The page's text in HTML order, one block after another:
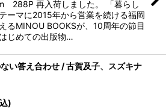
288P 再入荷しました。 「暮らし
ーマに2015年から営業を続ける福岡
るMINOU BOOKSが、10周年の節目
じめての出版物…
い答え合わせ / 古賀及子、スズキナ
)